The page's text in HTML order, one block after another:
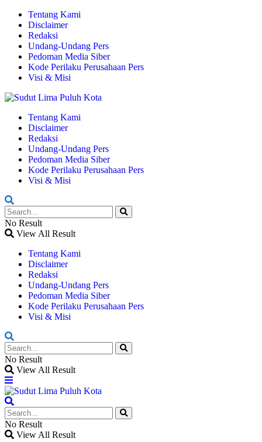
Tentang Kami
Disclaimer
Redaksi
Undang-Undang Pers
Pedoman Media Siber
Kode Perilaku Perusahaan Pers
Visi & Misi
Tentang Kami
Disclaimer
Redaksi
Undang-Undang Pers
Pedoman Media Siber
Kode Perilaku Perusahaan Pers
Visi & Misi
No Result
View All Result
Tentang Kami
Disclaimer
Redaksi
Undang-Undang Pers
Pedoman Media Siber
Kode Perilaku Perusahaan Pers
Visi & Misi
No Result
View All Result
No Result
View All Result